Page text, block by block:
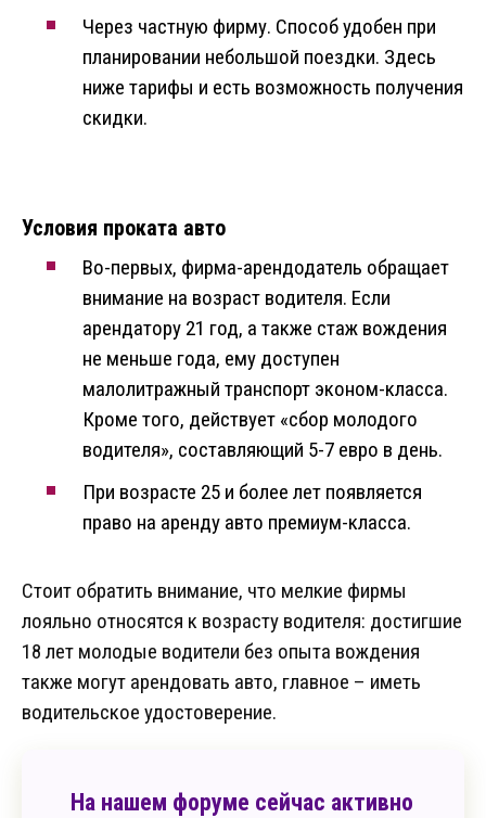
Через частную фирму. Способ удобен при
планировании небольшой поездки. Здесь
ниже тарифы и есть возможность получения
скидки.
Условия проката авто
Во-первых, фирма-арендодатель обращает
внимание на возраст водителя. Если
арендатору 21 год, а также стаж вождения
не меньше года, ему доступен
малолитражный транспорт эконом-класса.
Кроме того, действует «сбор молодого
водителя», составляющий 5-7 евро в день.
При возрасте 25 и более лет появляется
право на аренду авто премиум-класса.
Стоит обратить внимание, что мелкие фирмы
лояльно относятся к возрасту водителя: достигшие
18 лет молодые водители без опыта вождения
также могут арендовать авто, главное – иметь
водительское удостоверение.
На нашем форуме сейчас активно